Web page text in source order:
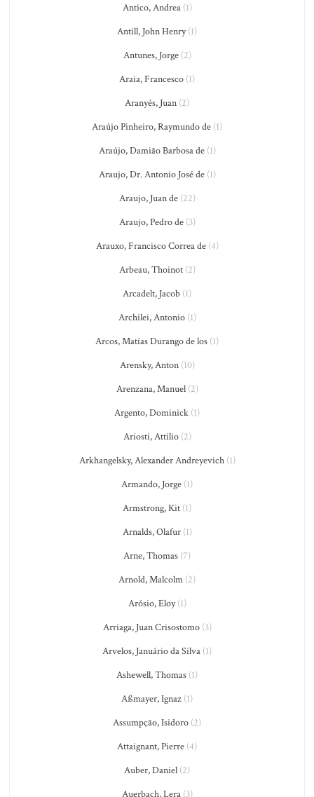
Antico, Andrea(1)
Antill, John Henry(1)
Antunes, Jorge(2)
Araia, Francesco (1)
Aranyés, Juan (2)
Araújo Pinheiro, Raymundo de (1)
Araújo, Damião Barbosa de(1)
Araujo, Dr. Antonio José de(1)
Araujo, Juan de(22)
Araujo, Pedro de(3)
Arauxo, Francisco Correa de(4)
Arbeau, Thoinot(2)
Arcadelt, Jacob (1)
Archilei, Antonio(1)
Arcos, Matías Durango de los (1)
Arensky, Anton(10)
Arenzana, Manuel(2)
Argento, Dominick (1)
Ariosti, Attilio(2)
Arkhangelsky, Alexander Andreyevich(1)
Armando, Jorge (1)
Armstrong, Kit (1)
Arnalds, Olafur(1)
Arne, Thomas (7)
Arnold, Malcolm (2)
Arósio, Eloy(1)
Arriaga, Juan Crisostomo(3)
Arvelos, Januário da Silva (1)
Ashewell, Thomas (1)
Aßmayer, Ignaz (1)
Assumpção, Isidoro (2)
Attaignant, Pierre (4)
Auber, Daniel (2)
Auerbach, Lera(3)